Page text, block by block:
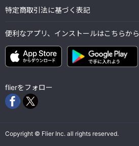
特定商取引法に基づく表記
便利なアプリ、インストールはこちらから
flierをフォロー
Copyright © Flier Inc. all rights reserved.